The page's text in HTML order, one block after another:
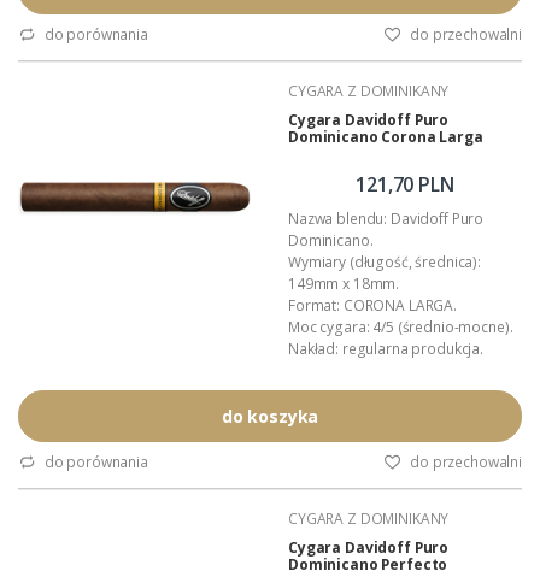
Manufaktura: TABADOM Holding.
Opakowanie: papierowy kartonik.
do porównania do przechowalni
CYGARA Z DOMINIKANY
Cygara Davidoff Puro
Dominicano Corona Larga
121,70 PLN
Nazwa blendu: Davidoff Puro
Dominicano.
Wymiary (długość, średnica):
149mm x 18mm.
Format: CORONA LARGA.
Moc cygara: 4/5 (średnio-mocne).
Nakład: regularna produkcja.
Manufaktura: O.K. Cigars.
Czas palenia: około 45 - 60 minut.
Wykonanie: całkowicie ręczne.
Opakowanie zbiorcze: pudełko
(5 sztuk).
Podana...
do koszyka
do porównania do przechowalni
CYGARA Z DOMINIKANY
Cygara Davidoff Puro
Dominicano Perfecto